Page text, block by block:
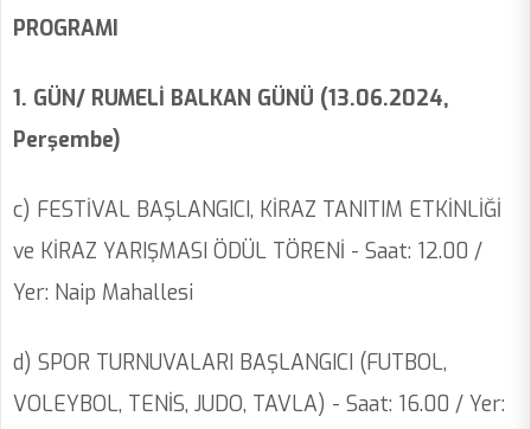
PROGRAMI
1. GÜN/ RUMELİ BALKAN GÜNÜ (13.06.2024,
Perşembe)
c) FESTİVAL BAŞLANGICI, KİRAZ TANITIM ETKİNLİĞİ
ve KİRAZ YARIŞMASI ÖDÜL TÖRENİ - Saat: 12.00 /
Yer: Naip Mahallesi
d) SPOR TURNUVALARI BAŞLANGICI (FUTBOL,
VOLEYBOL, TENİS, JUDO, TAVLA) - Saat: 16.00 / Yer: